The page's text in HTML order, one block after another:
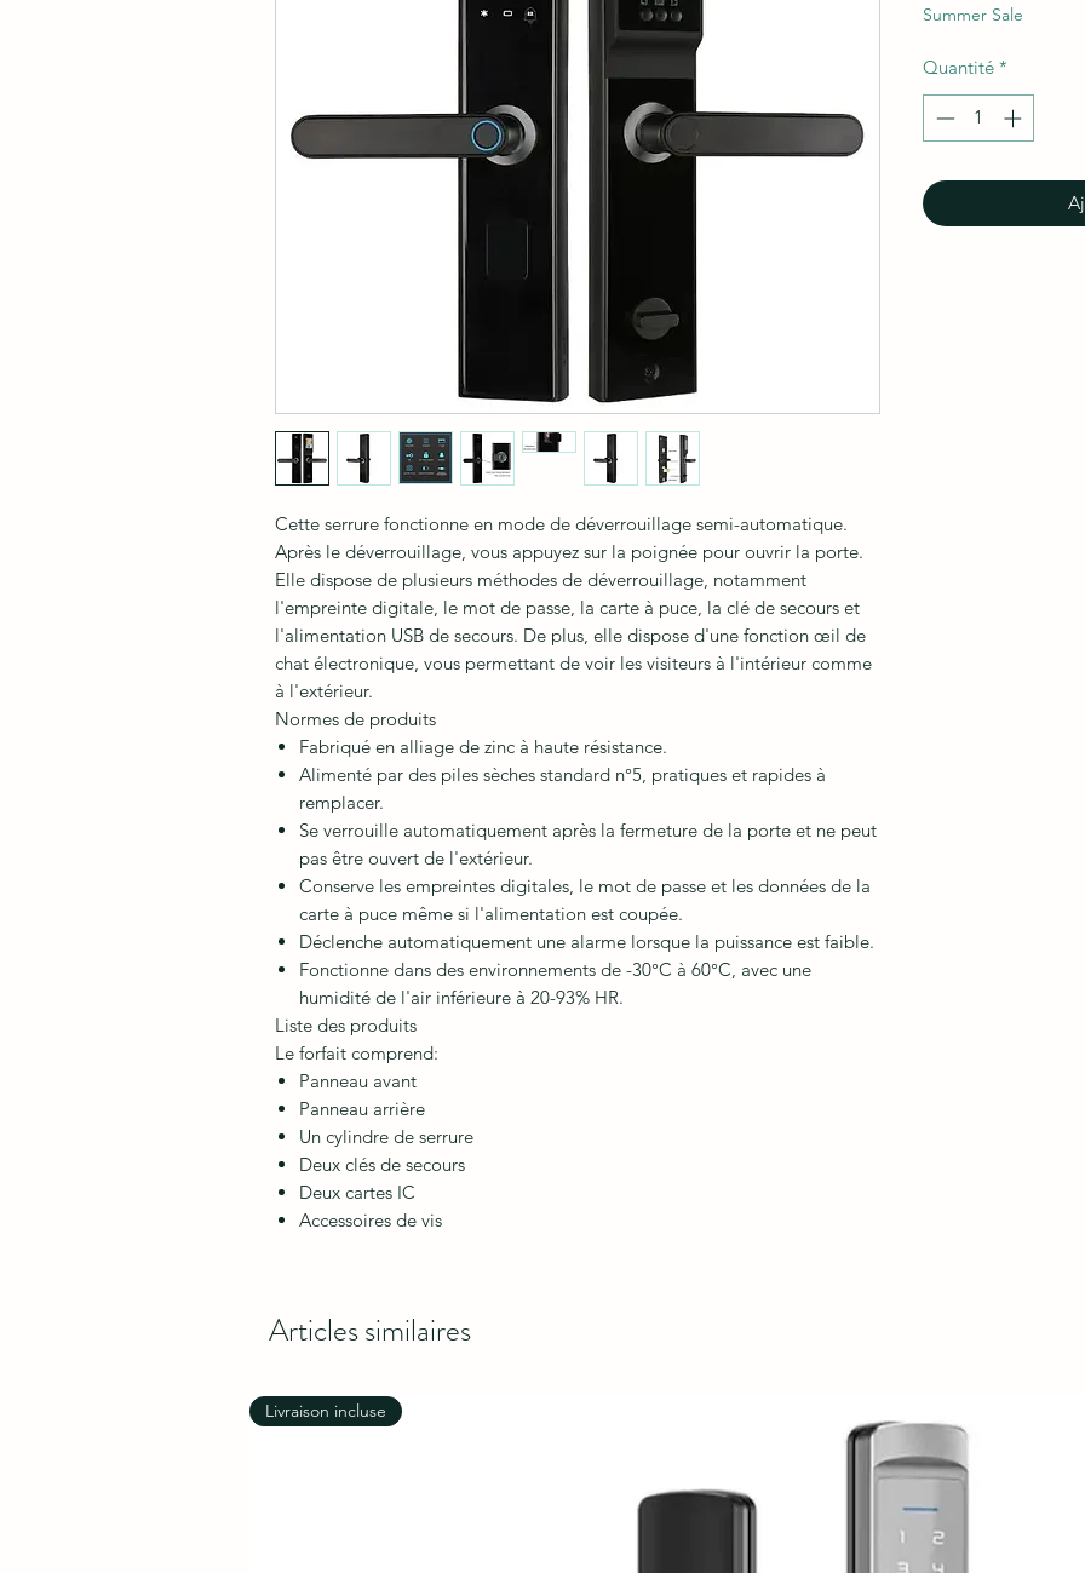
Cette serrure fonctionne en mode de déverrouillage semi-automatique.
Après le déverrouillage, vous appuyez sur la poignée pour ouvrir la porte.
Elle dispose de plusieurs méthodes de déverrouillage, notamment
l'empreinte digitale, le mot de passe, la carte à puce, la clé de secours et
l'alimentation USB de secours. De plus, elle dispose d'une fonction œil de
chat électronique, vous permettant de voir les visiteurs à l'intérieur comme
à l'extérieur.
Normes de produits
Fabriqué en alliage de zinc à haute résistance.
Alimenté par des piles sèches standard n°5, pratiques et rapides à
remplacer.
Se verrouille automatiquement après la fermeture de la porte et ne peut
pas être ouvert de l'extérieur.
Conserve les empreintes digitales, le mot de passe et les données de la
carte à puce même si l'alimentation est coupée.
Déclenche automatiquement une alarme lorsque la puissance est faible.
Fonctionne dans des environnements de -30°C à 60°C, avec une
humidité de l'air inférieure à 20-93% HR.
Liste des produits
Le forfait comprend:
Panneau avant
Panneau arrière
Un cylindre de serrure
Deux clés de secours
Deux cartes IC
Accessoires de vis
Summer Sale
Quantité *
Articles similaires
Livraison incluse